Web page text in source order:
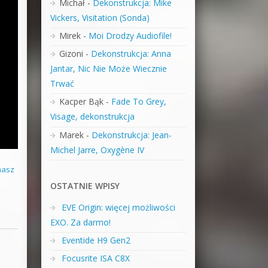
Michał- Dekonstrukcja: Mike
Vickers, Visitation (Sonda)
Mirek- Moi Drodzy Audiofile!
Gizoni - Dekonstrukcja: Anna
Jantar, Nic Nie Może Wiecznie
Trwać
Kacper Bąk- Fade To Grey,
Visage, dekonstrukcja
Marek- Dekonstrukcja: Jean-
Michel Jarre, Oxygène IV
OSTATNIE WPISY
EVE Origin: więcej możliwości
EXO. Za darmo!
Eventide H9 Gen2
Focusrite ISA C8X